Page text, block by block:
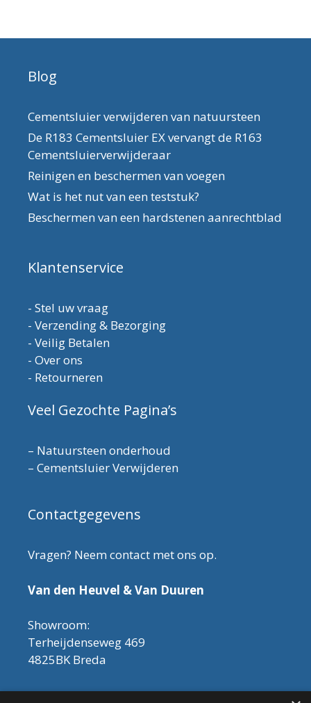
Blog
Cementsluier verwijderen van natuursteen
De R183 Cementsluier EX vervangt de R163
Cementsluierverwijderaar
Reinigen en beschermen van voegen
Wat is het nut van een teststuk?
Beschermen van een hardstenen aanrechtblad
Klantenservice
- Stel uw vraag
- Verzending & Bezorging
- Veilig Betalen
- Over ons
- Retourneren
Veel Gezochte Pagina’s
– Natuursteen onderhoud
– Cementsluier Verwijderen
Contactgegevens
Vragen? Neem contact met ons op.
Van den Heuvel & Van Duuren
Showroom:
Terheijdenseweg 469
4825BK Breda
Let op! Onderhoudsproducten zijn nu af te